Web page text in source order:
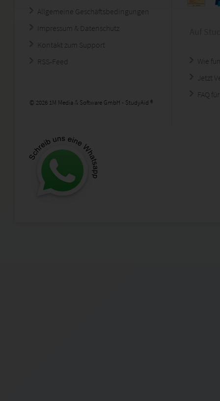
Allgemeine Geschäftsbedingungen
Impressum & Datenschutz
Kontakt zum Support
RSS-Feed
© 2026 1M Media & Software GmbH - StudyAid ®
Wie
Jetzt
FAQ